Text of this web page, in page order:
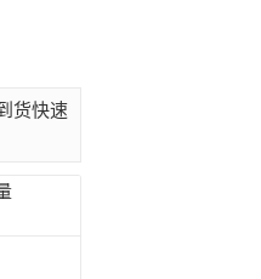
货快速